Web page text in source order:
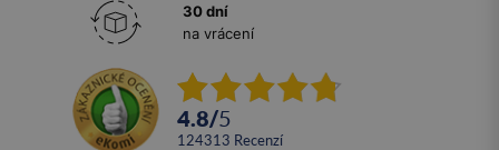
30 dní
na vrácení
4.8/5
124313 recenzí